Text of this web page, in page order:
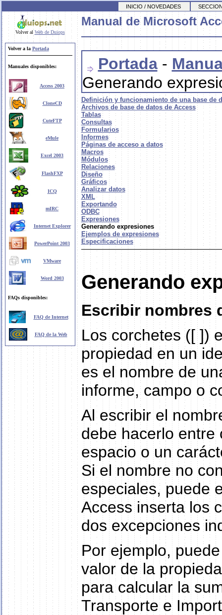
INICIO / NOVEDADES
Volver alWeb de Duiops
Volver a la Portada
Manuales disponibles:
Access 2003
CloneCD
CuteFTP
eMule
Excel 2003
FlashFXP
ICQ
mIRC
Internet Explorer
PowerPoint 2003
VMware
Word 2003
FAQs disponibles:
FAQ de Internet
FAQ de la Web
Manual de Microsoft
Portada-
Generando
Definición y funcionamiento de una base de
Archivos de base de datos de Access
Tablas
Consultas
Formularios
Informes
Páginas de acceso a datos
Macros
Módulos
Relaciones
Diseño
Gráficos
Analizar datos
XML
Exportando
ODBC
Expresiones
Generando expresiones
Ejemplos de expresiones
Especificaciones
Generando
Escribir nombres
Los corchetes ([ ])
propiedad en un
es el nombre de
informe, campo o
Al escribir el
debe hacerlo entre
espacio o un
Si el nombre no
especiales, puede
Access inserta los
dos excepciones
Por ejemplo,
valor de la
para calcular la
Transporte e